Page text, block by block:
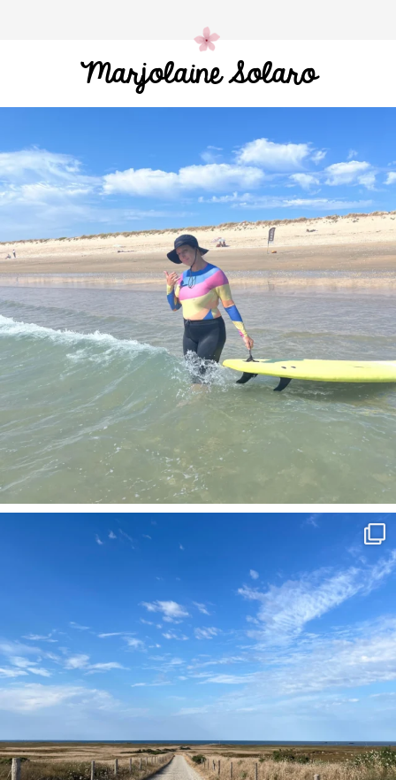
Marjolaine Solaro